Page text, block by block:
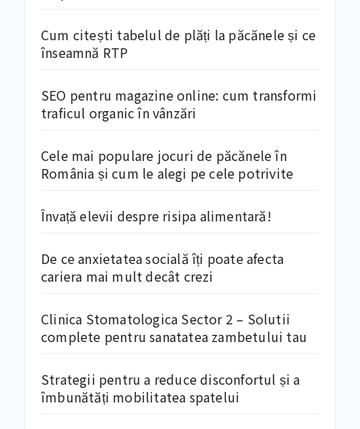
Cum citești tabelul de plăți la păcănele și ce
înseamnă RTP
SEO pentru magazine online: cum transformi
traficul organic în vânzări
Cele mai populare jocuri de păcănele în
România și cum le alegi pe cele potrivite
Învață elevii despre risipa alimentară!
De ce anxietatea socială îți poate afecta
cariera mai mult decât crezi
Clinica Stomatologica Sector 2 – Solutii
complete pentru sanatatea zambetului tau
Strategii pentru a reduce disconfortul și a
îmbunătăți mobilitatea spatelui